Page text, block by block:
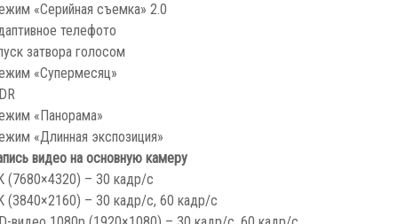
«Серийная съемка» 2.0
телефото
затвора голосом
«Супермесяц»
«Панорама»
«Длинная экспозиция»
видео на основную камеру
(7680×4320) – 30 кадр/с
(3840×2160) – 30 кадр/с, 60 кадр/с